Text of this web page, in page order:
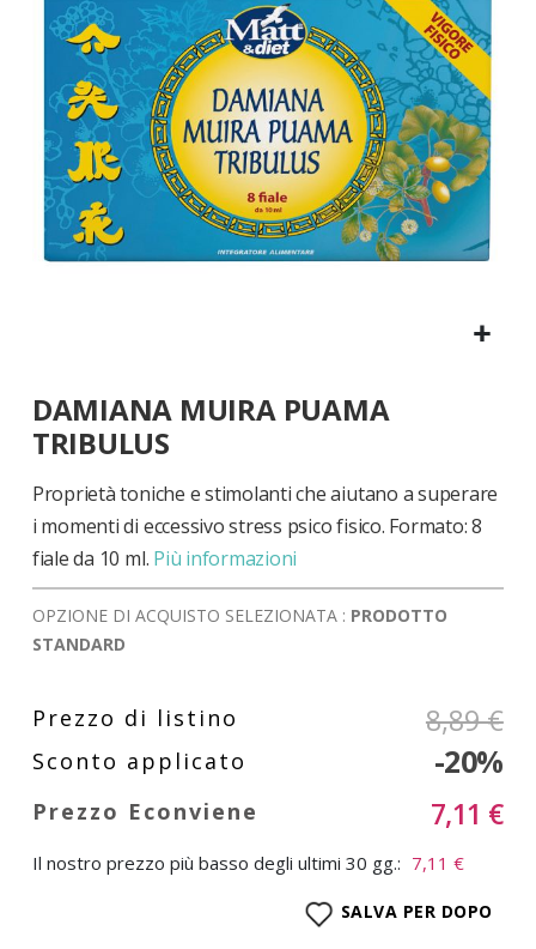
immagini
all'inizio
della
galleria
di
immagini
DAMIANA MUIRA PUAMA
TRIBULUS
Proprietà toniche e stimolanti che aiutano a superare
i momenti di eccessivo stress psico fisico. Formato: 8
fiale da 10 ml. Più informazioni
OPZIONE DI ACQUISTO SELEZIONATA : PRODOTTO
STANDARD
8,89 €
-20%
7,11 €
Il nostro prezzo più basso degli ultimi 30 gg.: 7,11 €
SALVA PER DOPO